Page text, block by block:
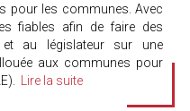
pour les communes. Avec
fiables afin de faire des
et au législateur sur une
aux communes pour
Lire la suite